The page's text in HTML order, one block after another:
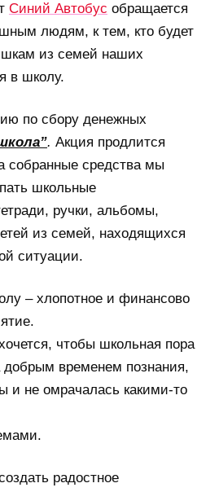
Синий Автобус обращается
людям, к тем, кто будет
из семей наших
в школу.
по сбору денежных
. Акция продлится
собранные средства мы
школьные
ручки, альбомы,
из семей, находящихся
ситуации.
– хлопотное и финансово
чтобы школьная пора
временем познания,
и не омрачалась какими-то
радостное